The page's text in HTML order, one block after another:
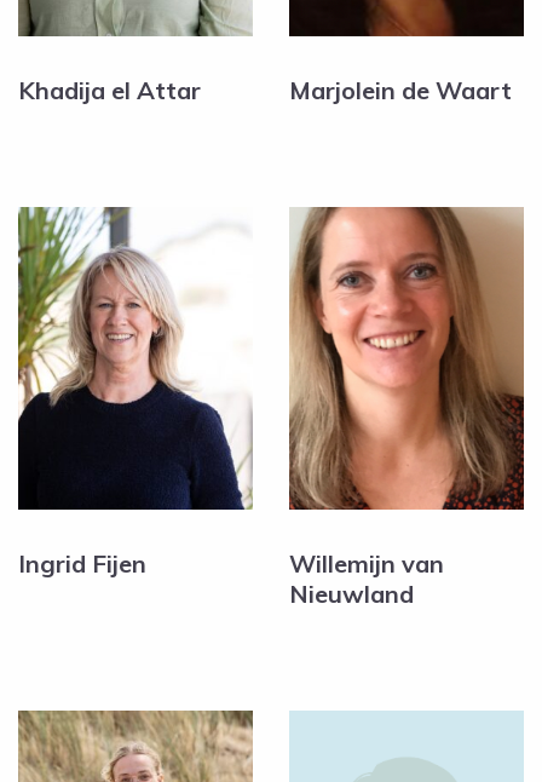
Khadija el Attar Marjolein de Waart
Ingrid Fijen
Willemijn van
Nieuwland